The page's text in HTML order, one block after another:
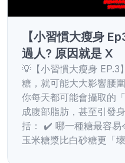
【小習慣大瘦身
過人? 原因就是 X
💡【小習慣大瘦身 EP.3
糖，就可能大大影響腰
你每天都可能會攝取的
成腹部脂肪，甚至引發
括： ✔️ 哪一種糖最容
玉米糖漿比白砂糖更「